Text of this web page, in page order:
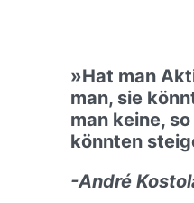
»Hat man
man, sie
man keine,
könnten
-André